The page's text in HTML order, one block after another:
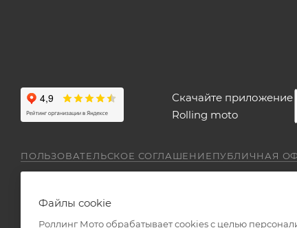
Скачайте приложение
Rolling moto
ПОЛЬЗОВАТЕЛЬСКОЕ СОГЛАШЕНИЕПУБЛИЧНАЯ
Файлы cookie
Роллинг Мото обрабатывает сookies с целью